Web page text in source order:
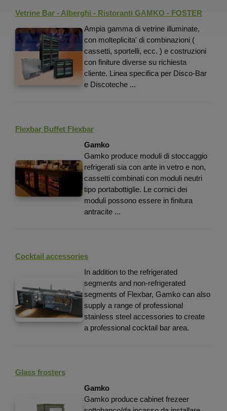
Vetrine Bar - Alberghi - Ristoranti GAMKO - FOSTER
Ampia gamma di vetrine illuminate,
con molteplicita' di combinazioni (
cassetti, sportelli, ecc. ) e costruzioni
con finiture diverse su richiesta
cliente. Linea specifica per Disco-Bar
e Discoteche ...
Flexbar Buffet Flexbar
Gamko
Gamko produce moduli di stoccaggio
refrigerati sia con ante in vetro e non,
cassetti combinati con moduli neutri
tipo portabottiglie. Le cornici dei
moduli possono essere in finitura
antracite ...
Cocktail accessories
In addition to the refrigerated
segments and non-refrigerated
segments of Flexbar, Gamko can also
supply a range of professional
stainless steel accessories to create
a professional cocktail bar area.
Glass frosters
Gamko
Gamko produce cabinet frezeer